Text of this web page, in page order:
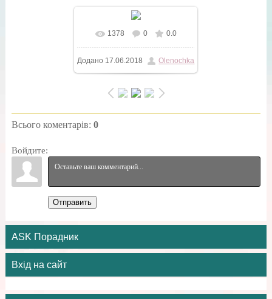
У реальному розмірі
604x604/ 102.9Kb
1378 0 0.0
Додано 17.06.2018 Olenochka
Всього коментарів: 0
Войдите:
Отправить
ASK Порадник
Вхід на сайт